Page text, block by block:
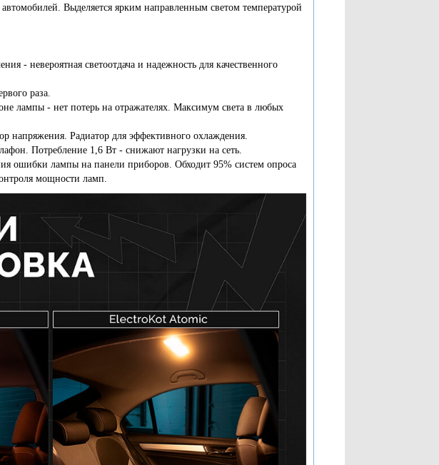
Выделяется ярким направленным светом температурой
- невероятная светоотдача и надежность для качественного
раза.
лампы - нет потерь на отражателях. Максимум света в любых
напряжения. Радиатор для эффективного охлаждения.
Потребление 1,6 Вт - снижают нагрузки на сеть.
ошибки лампы на панели приборов. Обходит 95% систем опроса
мощности ламп.